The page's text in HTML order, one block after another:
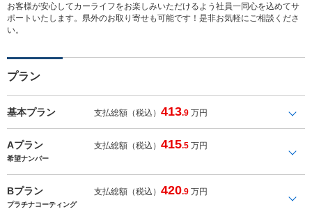
お客様が安心してカーライフをお楽しみいただけるよう社員一同心を込めてサ
ポートいたします。県外のお取り寄せも可能です！是非お気軽にご相談くださ
い。
プラン
基本プラン 支払総額（税込）413.9 万円
Aプラン 支払総額（税込）415.5 万円
希望ナンバー
Bプラン 支払総額（税込）420.9 万円
プラチナコーティング